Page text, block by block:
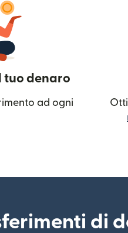
tuo denaro
ad ogni
di